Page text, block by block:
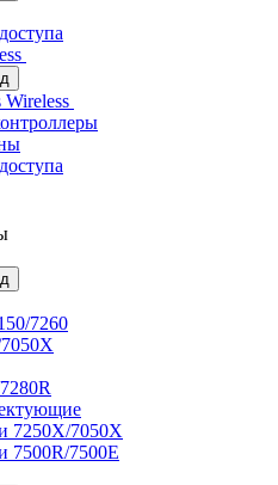
Wireless
7260
7250X/7050X
7500R/7500E